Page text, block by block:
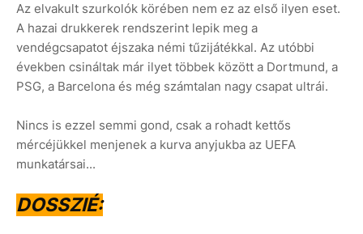
Az elvakult szurkolók körében nem ez az első ilyen eset.
A hazai drukkerek rendszerint lepik meg a
vendégcsapatot éjszaka némi tűzijátékkal. Az utóbbi
években csináltak már ilyet többek között a Dortmund, a
PSG, a Barcelona és még számtalan nagy csapat ultrái.
Nincs is ezzel semmi gond, csak a rohadt kettős
mércéjükkel menjenek a kurva anyjukba az UEFA
munkatársai...
DOSSZIÉ: